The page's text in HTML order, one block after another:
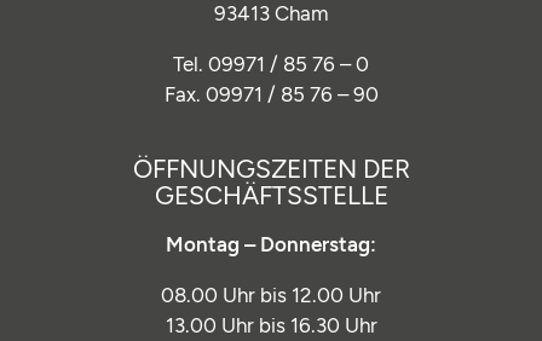
93413 Cham
Tel. 09971 / 85 76 – 0
Fax. 09971 / 85 76 – 90
ÖFFNUNGSZEITEN DER
GESCHÄFTSSTELLE
Montag – Donnerstag:
08.00 Uhr bis 12.00 Uhr
13.00 Uhr bis 16.30 Uhr